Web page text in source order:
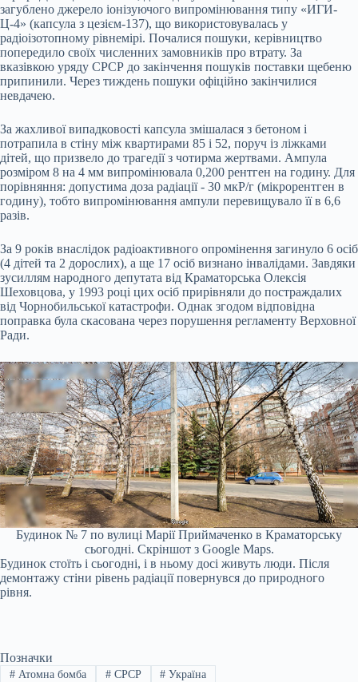
загублено джерело іонізуючого випромінювання типу «ИГИ-
Ц-4» (капсула з цезієм-137), що використовувалась у
радіоізотопному рівнемірі. Почалися пошуки, керівництво
попередило своїх численних замовників про втрату. За
вказівкою уряду СРСР до закінчення пошуків поставки щебеню
припинили. Через тиждень пошуки офіційно закінчилися
невдачею.
За жахливої ​​випадковості капсула змішалася з бетоном і
потрапила в стіну між квартирами 85 і 52, поруч із ліжками
дітей, що призвело до трагедії з чотирма жертвами. Ампула
розміром 8 на 4 мм випромінювала 0,200 рентген на годину. Для
порівняння: допустима доза радіації - 30 мкР/г (мікрорентген в
годину), тобто випромінювання ампули перевищувало її в 6,6
разів.
За 9 років внаслідок радіоактивного опромінення загинуло 6 осіб
(4 дітей та 2 дорослих), а ще 17 осіб визнано інвалідами. Завдяки
зусиллям народного депутата від Краматорська Олексія
Шеховцова, у 1993 році цих осіб прирівняли до постраждалих
від Чорнобильської катастрофи. Однак згодом відповідна
поправка була скасована через порушення регламенту Верховної
Ради.
Будинок № 7 по вулиці Марії Приймаченко в Краматорську
сьогодні. Скріншот з Google Maps.
Будинок стоїть і сьогодні, і в ньому досі живуть люди. Після
демонтажу стіни рівень радіації повернувся до природного
рівня.
Позначки
#Атомна бомба #СРСР # Україна